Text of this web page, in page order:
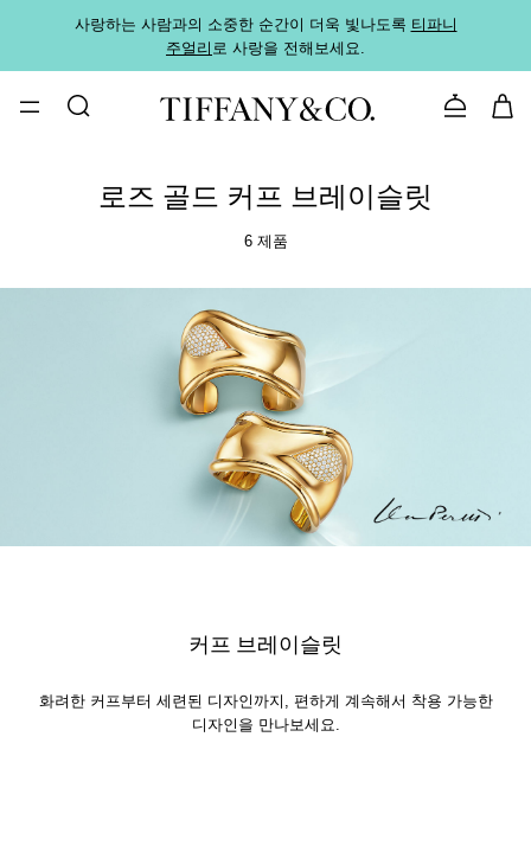
사랑하는 사람과의 소중한 순간이 더욱 빛나도록 티파니
주얼리로 사랑을 전해보세요.
문의하기
로즈 골드 커프 브레이슬릿
6 제품
커프 브레이슬릿
화려한 커프부터 세련된 디자인까지, 편하게 계속해서 착용 가능한
디자인을 만나보세요.